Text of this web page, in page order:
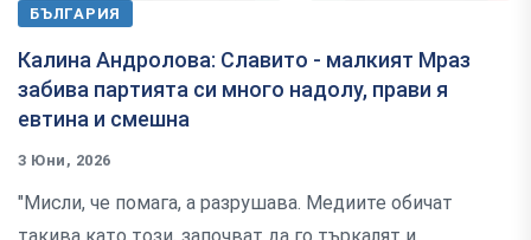
БЪЛГАРИЯ
Калина Андролова: Славито - малкият Мраз
забива партията си много надолу, прави я
евтина и смешна
3 Юни, 2026
"Мисли, че помага, а разрушава. Медиите обичат